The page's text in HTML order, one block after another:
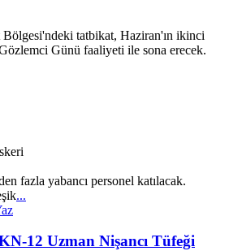
Bölgesi'ndeki tatbikat, Haziran'ın ikinci
Günü faaliyeti ile sona erecek.
fazla yabancı personel katılacak.
...
12 Uzman Nişancı Tüfeği